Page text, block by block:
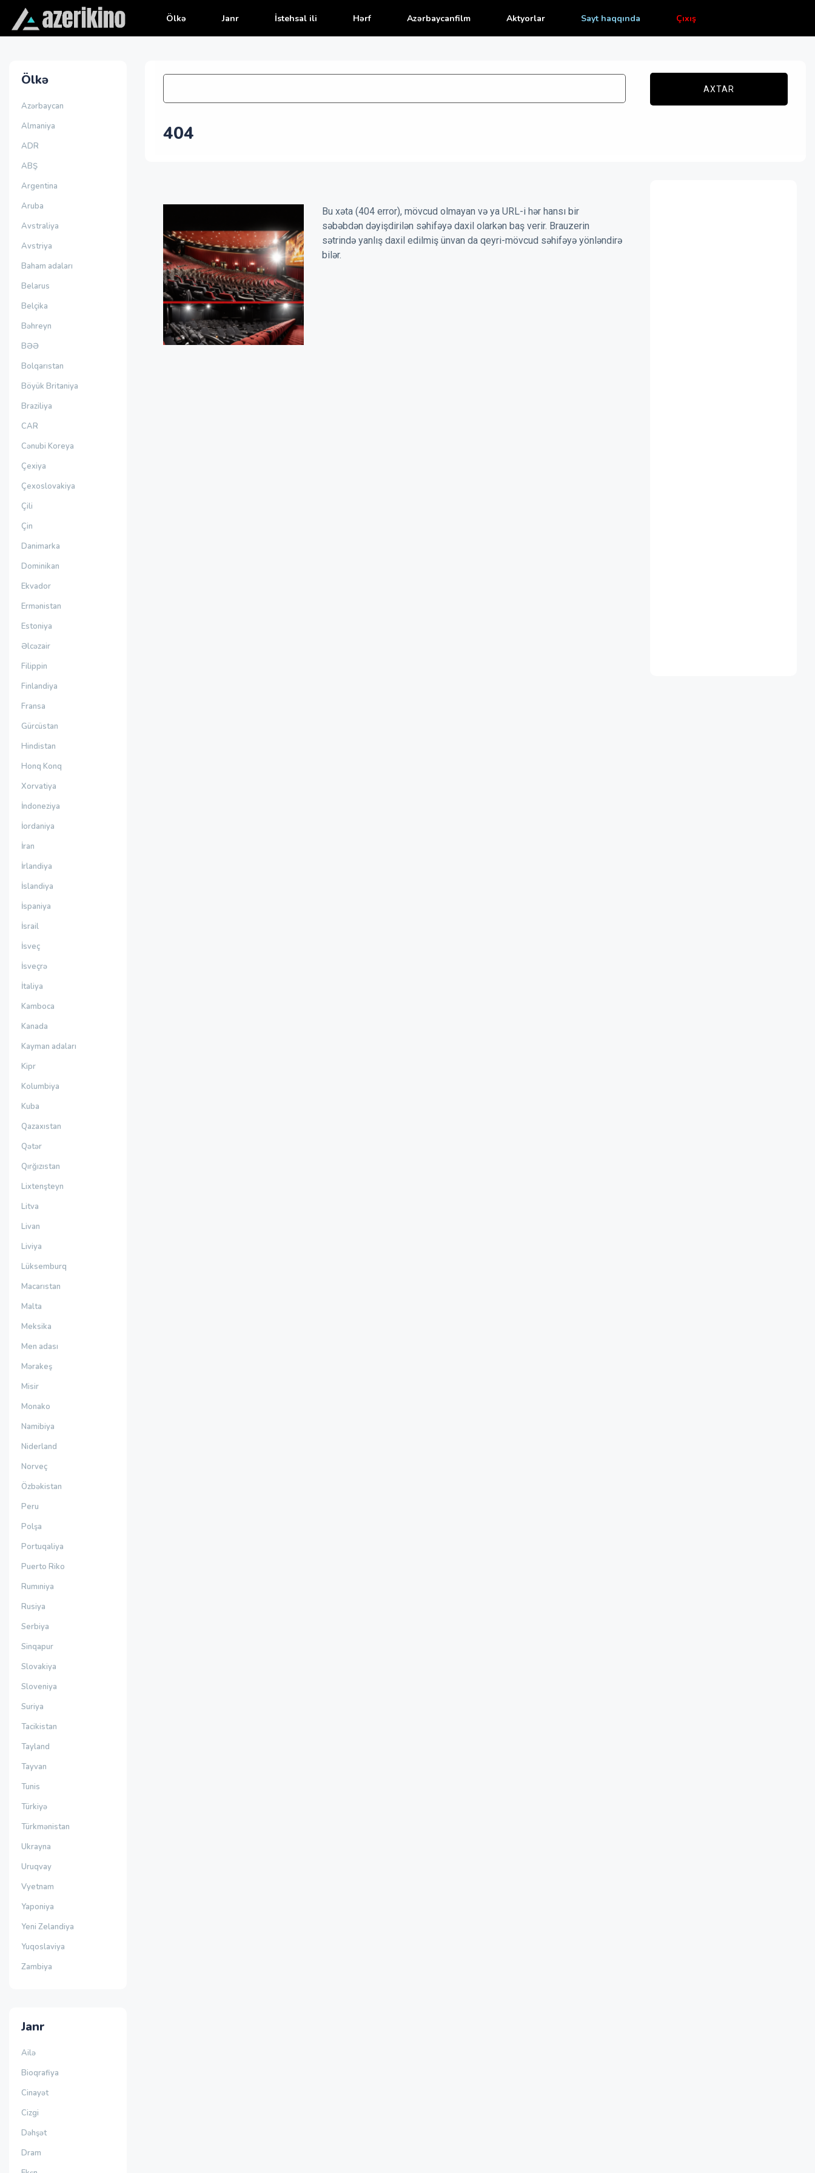
Ölkə Janr İstehsal ili Hərf Azərbaycanfilm Aktyorlar Sayt haqqında Çıxış
Ölkə
Azərbaycan
Almaniya
ADR
ABŞ
Argentina
Aruba
Avstraliya
Avstriya
Baham adaları
Belarus
Belçika
Bəhreyn
BƏƏ
Bolqarıstan
Böyük Britaniya
Braziliya
CAR
Cənubi Koreya
Çexiya
Çexoslovakiya
Çili
Çin
Danimarka
Dominikan
Ekvador
Ermənistan
Estoniya
Əlcəzair
Filippin
Finlandiya
Fransa
Gürcüstan
Hindistan
Honq Konq
Xorvatiya
İndoneziya
İordaniya
İran
İrlandiya
İslandiya
İspaniya
İsrail
İsveç
İsveçrə
İtaliya
Kamboca
Kanada
Kayman adaları
Kipr
Kolumbiya
Kuba
Qazaxıstan
Qətər
Qırğızıstan
Lixtenşteyn
Litva
Livan
Liviya
Lüksemburq
Macarıstan
Malta
Meksika
Men adası
Mərakeş
Misir
Monako
Namibiya
Niderland
Norveç
Özbəkistan
Peru
Polşa
Portuqaliya
Puerto Riko
Rumıniya
Rusiya
Serbiya
Sinqapur
Slovakiya
Sloveniya
Suriya
Tacikistan
Tayland
Tayvan
Tunis
Türkiyə
Türkmənistan
Ukrayna
Uruqvay
Vyetnam
Yaponiya
Yeni Zelandiya
Yuqoslaviya
Zambiya
Janr
Ailə
Bioqrafiya
Cinayət
Cizgi
Dəhşət
Dram
AXTAR
404
Bu xəta (404 error), mövcud olmayan və ya URL-i hər hansı bir
səbəbdən dəyişdirilən səhifəyə daxil olarkən baş verir. Brauzerin
sətrində yanlış daxil edilmiş ünvan da qeyri-mövcud səhifəyə yönləndirə
bilər.